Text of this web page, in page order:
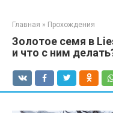
Главная » Прохождения
Золотое семя в
и что с ним